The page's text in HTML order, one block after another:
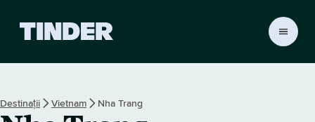
T
i
Destinații Vietnam Nha Trang